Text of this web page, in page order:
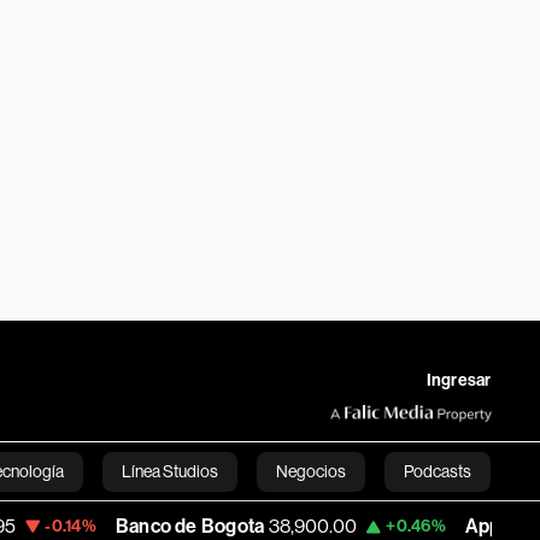
Ingresar
Línea Studios Negocios Podcasts
English
Banco de Bogota 38,900.00 +0.46% Apple 313.305